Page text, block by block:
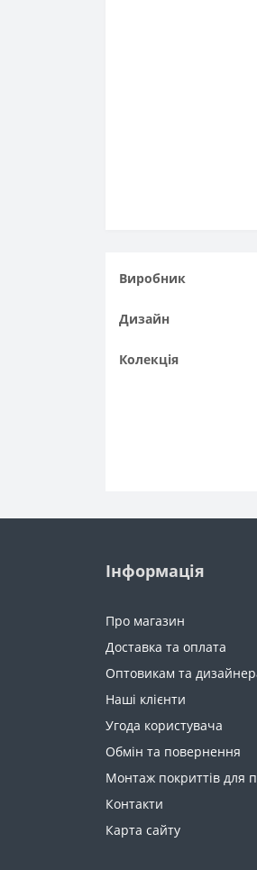
Виробник
Дизайн
Колекція
Інформація
Про магазин
Доставка та оплата
Оптовикам та
Наші клієнти
Угода користувача
Обмін та повернення
Монтаж покриттів для
Контакти
Карта сайту